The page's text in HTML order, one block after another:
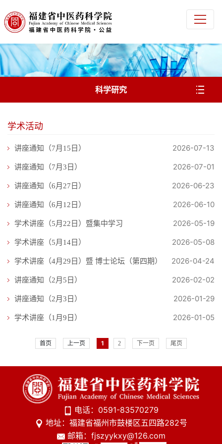
科学研究
学术活动
2026-07-13
讲座通知（7月15日）
2026-07-01
讲座通知（7月3日）
2026-06-23
讲座通知（6月27日）
2026-06-10
讲座通知（6月12日）
2026-05-19
学术讲座（5月22日）暨集中学习
2026-05-08
学术讲座（5月14日）
2026-04-24
学术讲座（4月29日）暨 博士论坛（第四期）
2026-02-02
讲座通知（2月5日）
2026-01-29
讲座通知（2月3日）
2026-01-05
学术讲座（1月9日）
首页 上一页 1 2 下一页 尾页
电话：0591-83570279
地址：福建省福州市鼓楼区五四路282号
邮箱：fjszyykxy@126.com